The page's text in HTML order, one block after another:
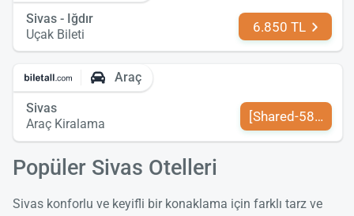
Sivas - Iğdır
Uçak Bileti
6.850 TL
Araç
Sivas
Araç Kiralama
[Shared-589-tr-
Popüler Sivas Otelleri
Sivas konforlu ve keyifli bir konaklama için farklı tarz ve